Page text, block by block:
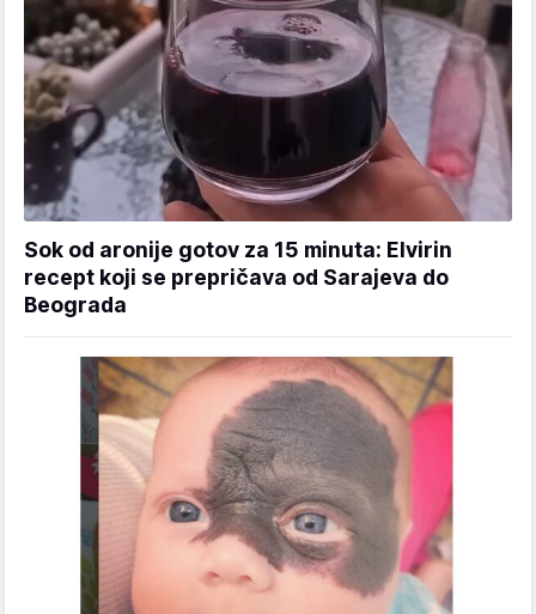
Sok od aronije gotov za 15 minuta: Elvirin
recept koji se prepričava od Sarajeva do
Beograda